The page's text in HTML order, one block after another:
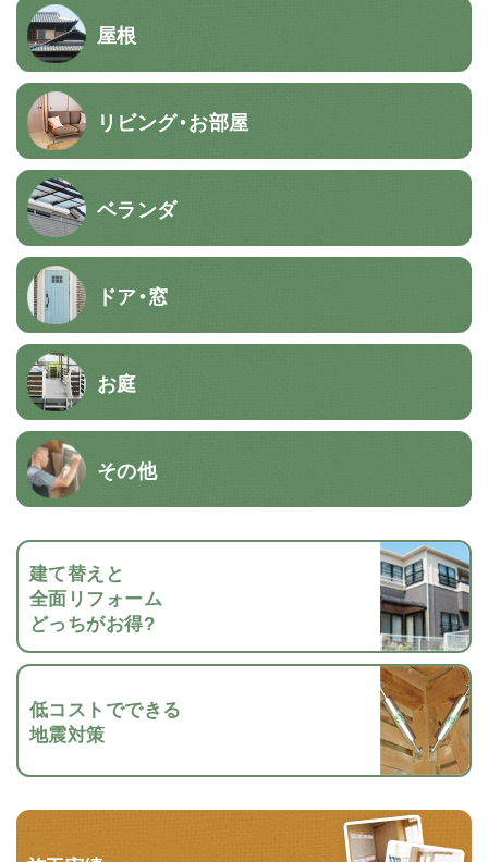
屋根
リビング・お部屋
ベランダ
ドア・窓
お庭
その他
建て替えと
全面リフォーム
どっちがお得?
低コストでできる
地震対策